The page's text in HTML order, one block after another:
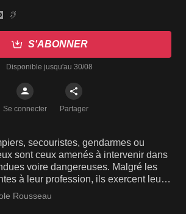
S'ABONNER
Disponible jusqu'au 30/08
Se connecter Partager
secouristes, gendarmes ou
sont ceux amenés à intervenir dans
voire dangereuses. Malgré les
à leur profession, ils exercent leur
se démenant pour se porter au
préserver l'intérêt général ou faire
Rousseau